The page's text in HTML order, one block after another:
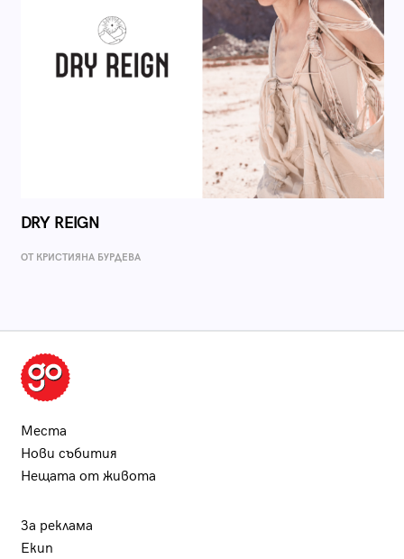
DRY REIGN
ОТ КРИСТИЯНА БУРДЕВА
Места
Нови събития
Нещата от живота
За реклама
Екип